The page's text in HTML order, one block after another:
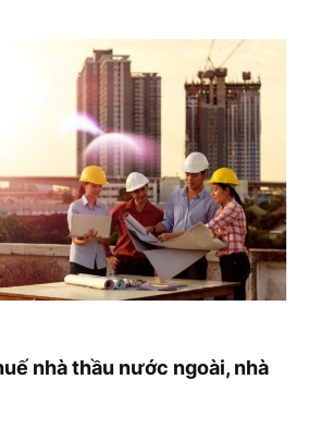
nhà thầu nước ngoài, nhà